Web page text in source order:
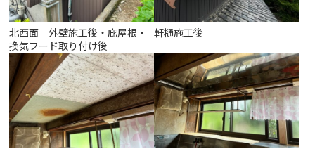
北西面 外壁施工後・庇屋根・
換気フード取り付け後
軒樋施工後